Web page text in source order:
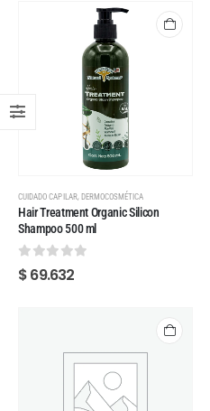
CUIDADO CAPILAR, DERMOCOSMÉTICA
Hair Treatment Organic Silicon
Shampoo 500 ml
0 out of 5
$69.632